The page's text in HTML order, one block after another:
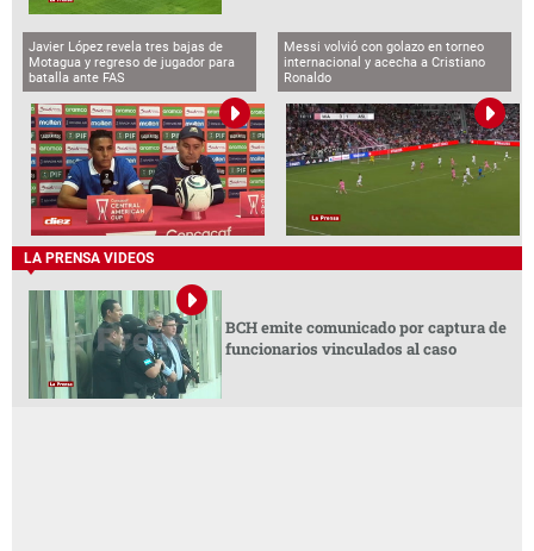
Javier López revela tres bajas de
Motagua y regreso de jugador para
batalla ante FAS
Messi volvió con golazo en torneo
internacional y acecha a Cristiano
Ronaldo
LA PRENSA VIDEOS
BCH emite comunicado por captura de
funcionarios vinculados al caso